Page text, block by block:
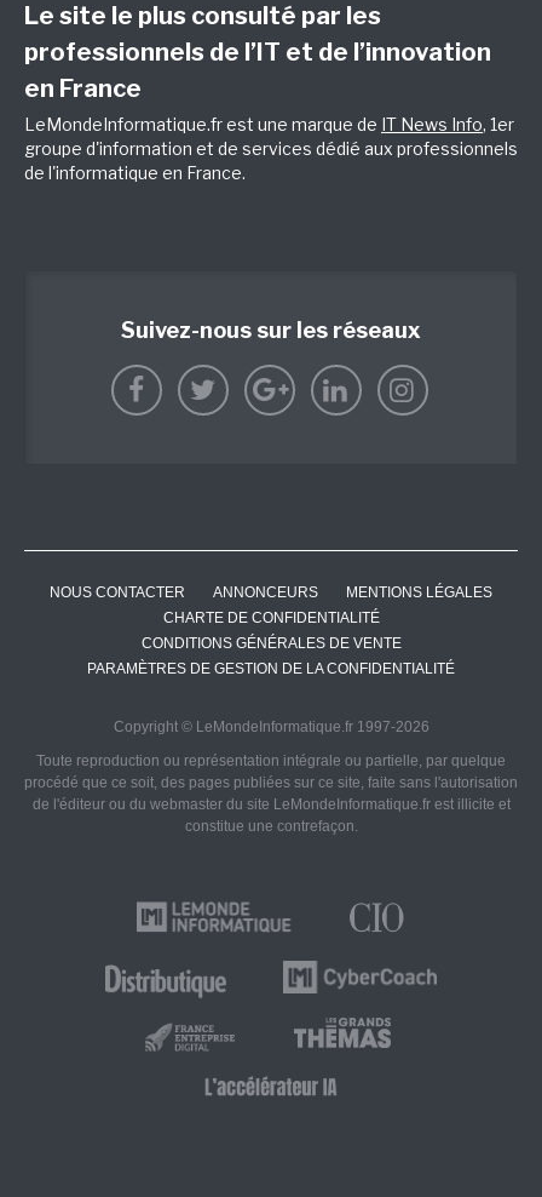
Le site le plus consulté par les
professionnels de l’IT et de l’innovation
en France
LeMondeInformatique.fr est une marque de IT News Info, 1er
groupe d'information et de services dédié aux professionnels
de l'informatique en France.
Suivez-nous sur les réseaux
NOUS CONTACTER ANNONCEURS
MENTIONS LÉGALES
CHARTE DE CONFIDENTIALITÉ
CONDITIONS GÉNÉRALES DE VENTE
PARAMÈTRES DE GESTION DE LA CONFIDENTIALITÉ
Copyright © LeMondeInformatique.fr 1997-2026
Toute reproduction ou représentation intégrale ou partielle, par quelque
procédé que ce soit, des pages publiées sur ce site, faite sans l'autorisation
de l'éditeur ou du webmaster du site LeMondeInformatique.fr est illicite et
constitue une contrefaçon.